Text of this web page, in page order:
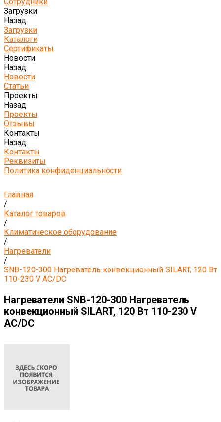
Загрузки
Назад
Загрузки
Каталоги
Сертификаты
Новости
Назад
Новости
Статьи
Проекты
Назад
Проекты
Отзывы
Контакты
Назад
Контакты
Реквизиты
Политика конфиденциальности
Главная
/
Каталог товаров
/
Климатическое оборудование
/
Нагреватели
/
SNB-120-300 Нагреватель конвекционный SILART, 120 Вт
110-230 V AC/DC
Нагреватели SNB-120-300 Нагреватель
конвекционный SILART, 120 Вт 110-230 V
AC/DC